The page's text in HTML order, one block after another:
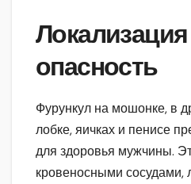
опасность
Фурункул на мошонке, в
лобке, яичках и пенисе
для здоровья мужчины.
кровеносными сосудами,